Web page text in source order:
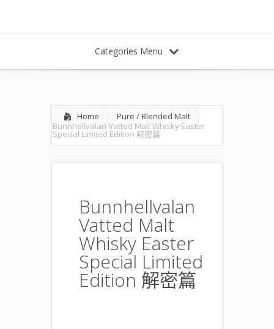
Categories Menu
Home
Pure / Blended Malt
Bunnhellvalan Vatted Malt Whisky Easter
Special Limited Edition 解密篇
Bunnhellvalan
Vatted Malt
Whisky Easter
Special Limited
Edition 解密篇